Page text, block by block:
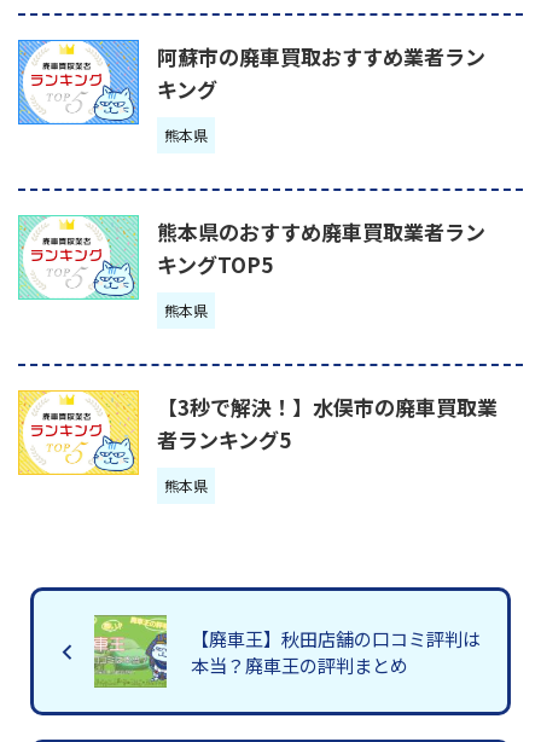
阿蘇市の廃車買取おすすめ業者ラン
キング
熊本県
熊本県のおすすめ廃車買取業者ラン
キングTOP5
熊本県
【3秒で解決！】水俣市の廃車買取業
者ランキング5
熊本県
【廃車王】秋田店舗の口コミ評判は
本当？廃車王の評判まとめ